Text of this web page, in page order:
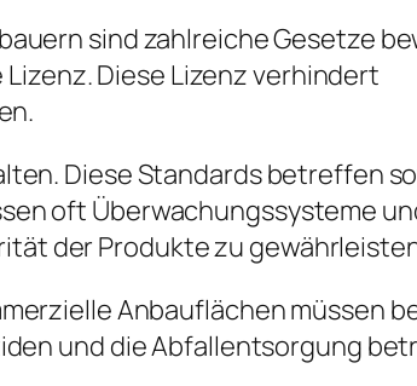
sind zahlreiche Gesetze
Diese Lizenz verhindert
Diese Standards betreffen
oft Überwachungssysteme
der Produkte zu
Anbauflächen müssen
und die Abfallentsorgung